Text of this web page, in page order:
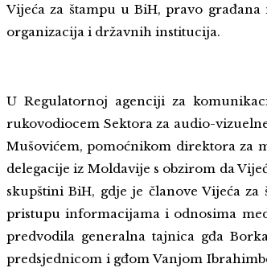
Vijeća za štampu u BiH, pravo
organizacija i državnih institucija.
U Regulatornoj agenciji za
rukovodiocem Sektora za audio-
Mušovićem, pomoćnikom direktora za
delegacije iz Moldavije s obzirom da
skupštini BiH, gdje je članove Vijeća
pristupu informacijama i odnosima
predvodila generalna tajnica gđa
predsjednicom i gđom Vanjom